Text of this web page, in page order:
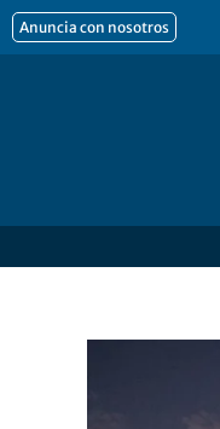
al
Anuncia con nosotros